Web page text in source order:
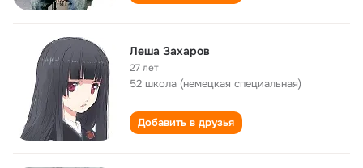
Леша Захаров
27 лет
52 школа (немецкая специальная)
Добавить в друзья